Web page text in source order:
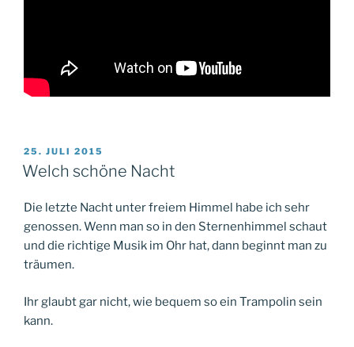
VERÖFFENTLICHT
AM
25. JULI 2015
Welch schöne Nacht
Die letzte Nacht unter freiem Himmel habe ich sehr
genossen. Wenn man so in den Sternenhimmel schaut
und die richtige Musik im Ohr hat, dann beginnt man zu
träumen.
Ihr glaubt gar nicht, wie bequem so ein Trampolin sein
kann.